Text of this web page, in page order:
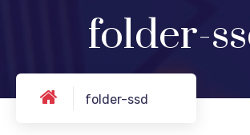
folder-
folder-ssd